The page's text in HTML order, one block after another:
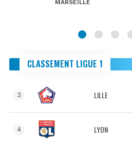
MARSEILLE
CLASSEMENT LIGUE 1
3 LILLE
4 LYON